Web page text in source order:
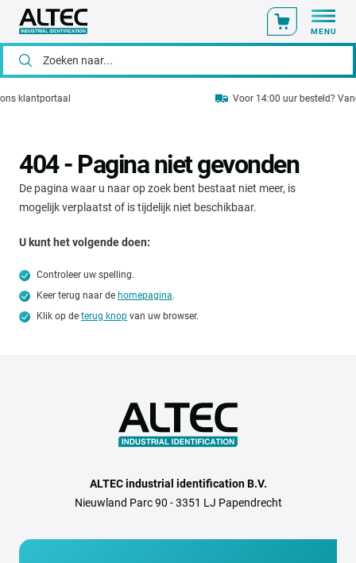
MENU
Voor 14:00 uur besteld? Vandaag verzonden!
404 - Pagina niet gevonden
De pagina waar u naar op zoek bent bestaat niet meer, is
mogelijk verplaatst of is tijdelijk niet beschikbaar.
U kunt het volgende doen:
Controleer uw spelling.
Keer terug naar de homepagina.
Klik op de terug knop van uw browser.
ALTEC industrial identification B.V.
Nieuwland Parc 90 - 3351 LJ Papendrecht